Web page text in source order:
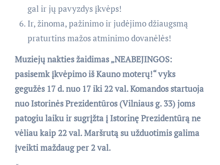
gal ir jų pavyzdys įkvėps!
Ir, žinoma, pažinimo ir judėjimo džiaugsmą
praturtins mažos atminimo dovanėlės!
Muziejų nakties žaidimas „NEABEJINGOS:
pasisemk įkvėpimo iš Kauno moterų!“ vyks
gegužės 17 d. nuo 17 iki 22 val. Komandos startuoja
nuo Istorinės Prezidentūros (Vilniaus g. 33) joms
patogiu laiku ir sugrįžta į Istorinę Prezidentūrą ne
vėliau kaip 22 val. Maršrutą su užduotimis galima
įveikti maždaug per 2 val.